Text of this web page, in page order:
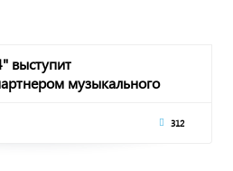
выступит
музыкального
312